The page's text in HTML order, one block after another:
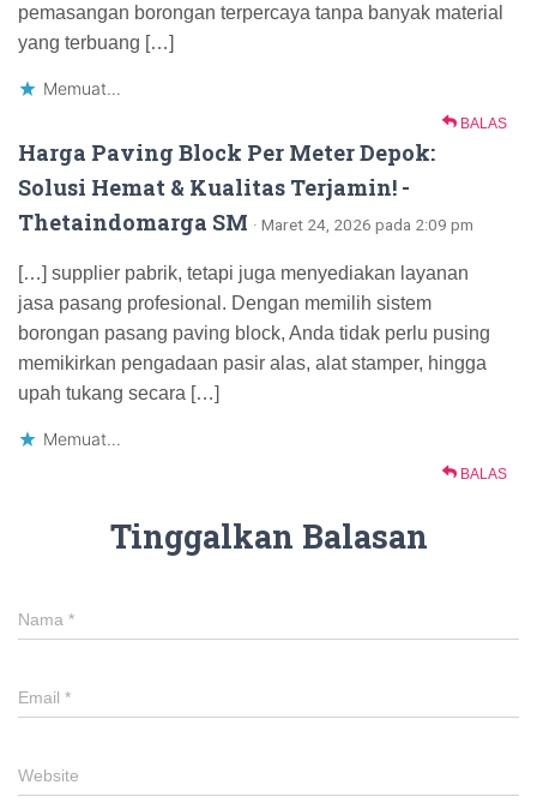
pemasangan borongan terpercaya tanpa banyak material
yang terbuang […]
Memuat...
BALAS
Harga Paving Block Per Meter Depok:
Solusi Hemat & Kualitas Terjamin! -
Thetaindomarga SM · Maret 24, 2026 pada 2:09 pm
[…] supplier pabrik, tetapi juga menyediakan layanan
jasa pasang profesional. Dengan memilih sistem
borongan pasang paving block, Anda tidak perlu pusing
memikirkan pengadaan pasir alas, alat stamper, hingga
upah tukang secara […]
Memuat...
BALAS
Tinggalkan Balasan
Nama *
Email *
Website